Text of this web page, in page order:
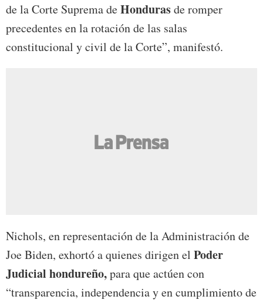
de la Corte Suprema deHondurasde romper
precedentes en la rotación de las salas
constitucional y civil de la Corte”, manifestó.
Nichols, en representación de la Administración de
Joe Biden, exhortó a quienes dirigen el Poder
Judicial hondureño,para que actúen con
“transparencia, independencia y en cumplimiento de